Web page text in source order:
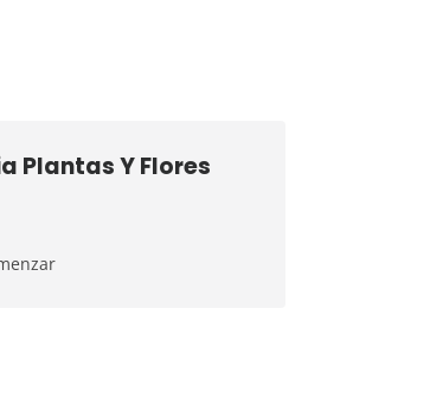
Plantas Y Flores